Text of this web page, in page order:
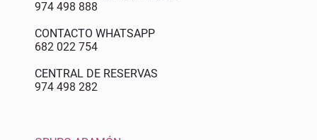
974 498 888
CONTACTO WHATSAPP
682 022 754
CENTRAL DE RESERVAS
974 498 282